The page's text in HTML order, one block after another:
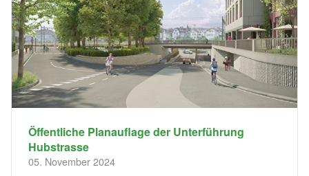
Öffentliche Planauflage der Unterführung
Hubstrasse
05. November 2024